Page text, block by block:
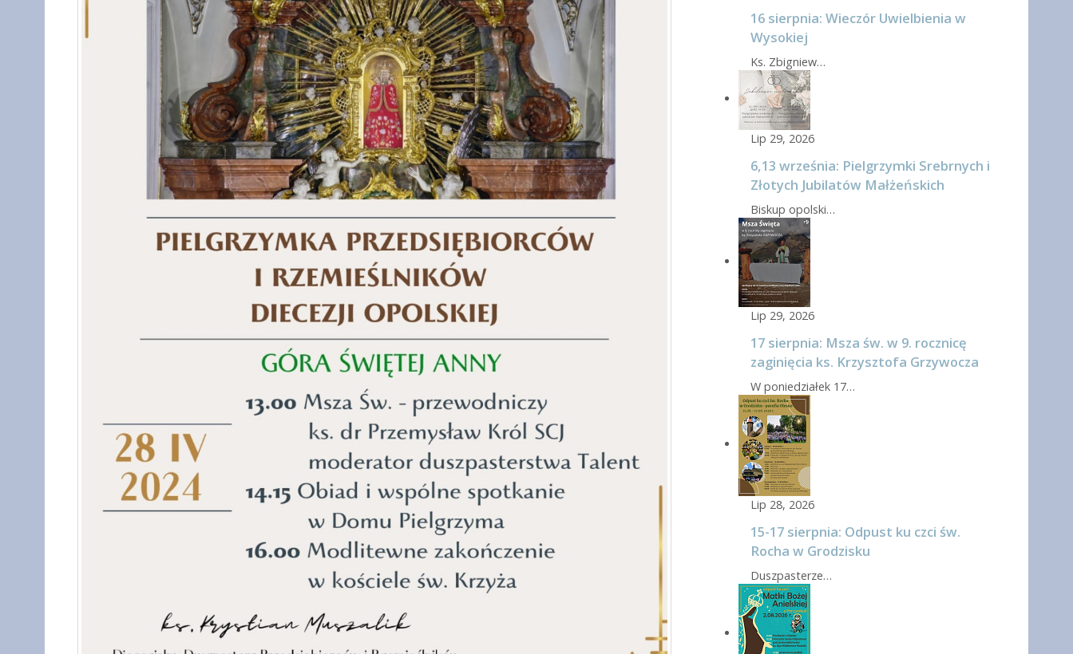
16 sierpnia: Wieczór Uwielbienia w
Wysokiej
Ks. Zbigniew…
Lip 29, 2026
6,13 września: Pielgrzymki Srebrnych i
Złotych Jubilatów Małżeńskich
Biskup opolski…
Lip 29, 2026
17 sierpnia: Msza św. w 9. rocznicę
zaginięcia ks. Krzysztofa Grzywocza
W poniedziałek 17…
Lip 28, 2026
15-17 sierpnia: Odpust ku czci św.
Rocha w Grodzisku
Duszpasterze…